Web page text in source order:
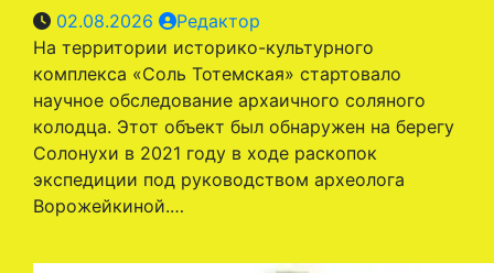
02.08.2026
Редактор
На территории историко-культурного
комплекса «Соль Тотемская» стартовало
научное обследование архаичного соляного
колодца. Этот объект был обнаружен на берегу
Солонухи в 2021 году в ходе раскопок
экспедиции под руководством археолога
Ворожейкиной.…